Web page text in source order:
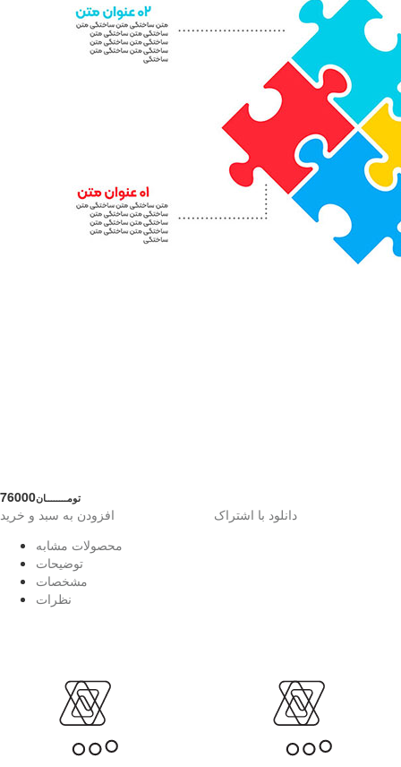
76000تومــــــــان
افزودن به سبد و خرید
دانلود با اشتراک
محصولات مشابه
توضیحات
مشخصات
نظرات